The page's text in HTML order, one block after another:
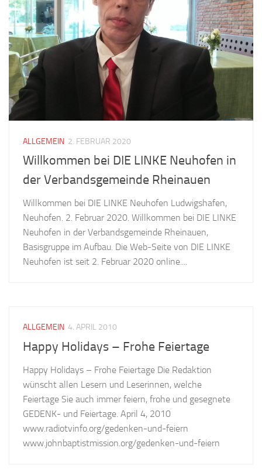
ALLGEMEIN 2. FEBRUAR 2020
Willkommen bei DIE LINKE Neuhofen in
der Verbandsgemeinde Rheinauen
Willkommen bei DIE LINKE Neuhofen Ludwigshafen,
Neuhofen. 2. Februar 2020. Willkommen bei DIE LINKE
Neuhofen in der Verbandsgemeinde Rheinauen,
Basisgruppe im Aufbau. Die Web-Seite von DIE LINKE
Neuhofen ist seit 2. Februar 2020 online....
ALLGEMEIN 4. APRIL 2010
Happy Holidays – Frohe Feiertage
Happy Holidays – Frohe Feiertage Die Redaktion
wünscht allen Lesern und Leserinnen, welche
Feiertage Sie auch immer feiern, frohe und gesegnete
GEDENK- und Feiertage. April 4, 2010
www.radiotvinfo.org/gedenken-und-feiern
www.johnbaptistmission.org/gedenken-und-feiern